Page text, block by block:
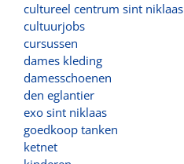
cultureel centrum sint niklaas
cultuurjobs
cursussen
dames kleding
damesschoenen
den eglantier
exo sint niklaas
goedkoop tanken
ketnet